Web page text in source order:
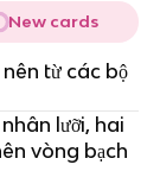
New cards
từ các bộ
lưỡi, hai
vòng bạch